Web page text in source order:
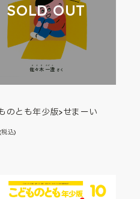
SOLD OUT
のとも年少版>せまーい
(税込)